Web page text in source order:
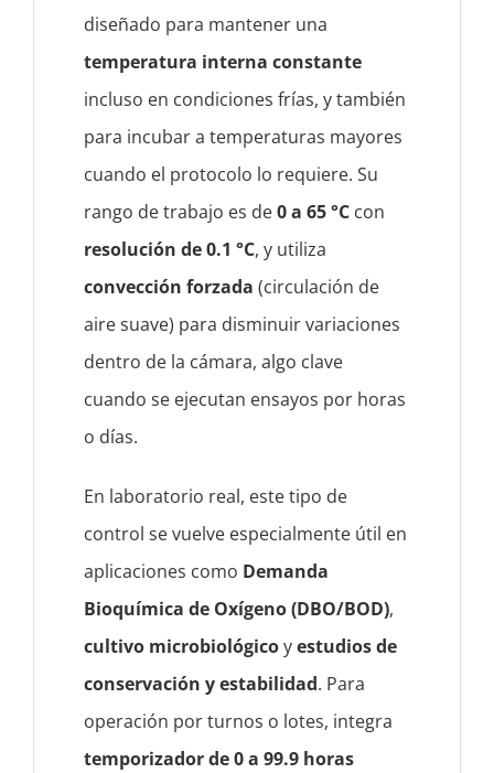
diseñado para mantener una
temperatura interna constante
incluso en condiciones frías, y también
para incubar a temperaturas mayores
cuando el protocolo lo requiere. Su
rango de trabajo es de0 a 65 °C con
resolución de 0.1 °C, y utiliza
convección forzada (circulación de
aire suave) para disminuir variaciones
dentro de la cámara, algo clave
cuando se ejecutan ensayos por horas
o días.
En laboratorio real, este tipo de
control se vuelve especialmente útil en
aplicaciones como Demanda
Bioquímica de Oxígeno (DBO/BOD),
cultivo microbiológicoyestudios de
conservación y estabilidad. Para
operación por turnos o lotes, integra
temporizador de 0 a 99.9 horas